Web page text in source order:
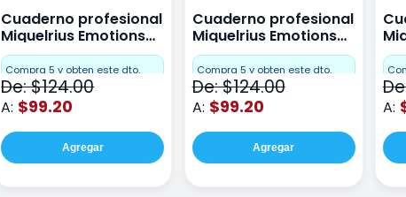
Cuaderno profesional
Miquelrius Emotions
raya 80 hojas Coral
Compra 5 y obten este dto.
De: $124.00
A: $99.20
Agregar
Cuaderno profesional
Miquelrius Emotions
raya 80 hojas Gris
Compra 5 y obten este dto.
De: $124.00
A: $99.20
Agregar
A: